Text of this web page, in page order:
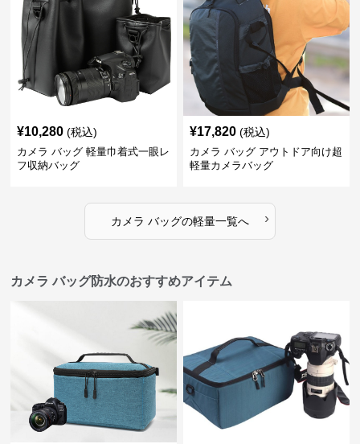
¥10,280 (税込)
カメラ バッグ 軽量巾着式一眼レ
フ収納バッグ
¥17,820 (税込)
カメラ バッグ アウトドア向け超
軽量カメラバッグ
カメラ バッグの軽量一覧へ ›
カメラ バッグ防水のおすすめアイテム